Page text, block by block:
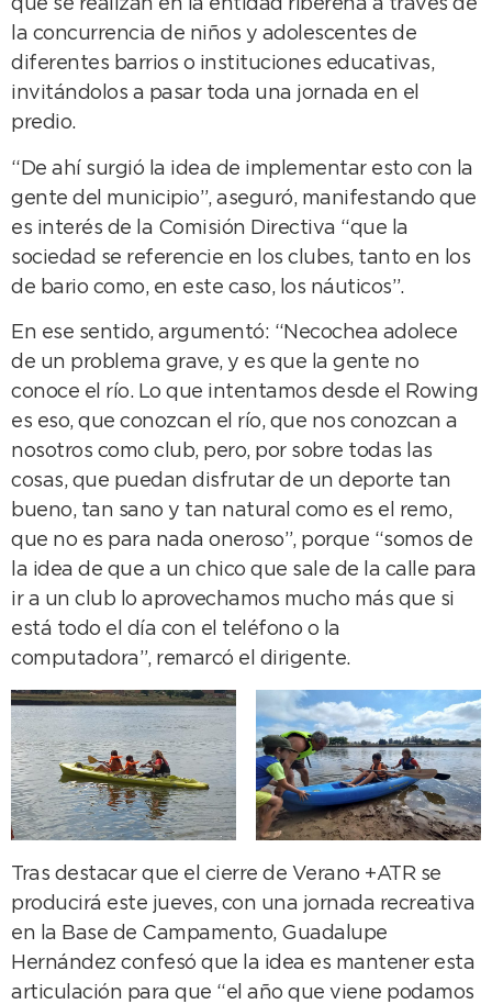
que se realizan en la entidad ribereña a través de
la concurrencia de niños y adolescentes de
diferentes barrios o instituciones educativas,
invitándolos a pasar toda una jornada en el
predio.
“De ahí surgió la idea de implementar esto con la
gente del municipio”, aseguró, manifestando que
es interés de la Comisión Directiva “que la
sociedad se referencie en los clubes, tanto en los
de bario como, en este caso, los náuticos”.
En ese sentido, argumentó: “Necochea adolece
de un problema grave, y es que la gente no
conoce el río. Lo que intentamos desde el Rowing
es eso, que conozcan el río, que nos conozcan a
nosotros como club, pero, por sobre todas las
cosas, que puedan disfrutar de un deporte tan
bueno, tan sano y tan natural como es el remo,
que no es para nada oneroso”, porque “somos de
la idea de que a un chico que sale de la calle para
ir a un club lo aprovechamos mucho más que si
está todo el día con el teléfono o la
computadora”, remarcó el dirigente.
Tras destacar que el cierre de Verano +ATR se
producirá este jueves, con una jornada recreativa
en la Base de Campamento, Guadalupe
Hernández confesó que la idea es mantener esta
articulación para que “el año que viene podamos